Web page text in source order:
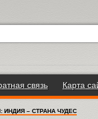
связь Карта
ИНДИЯ – СТРАНА ЧУДЕС